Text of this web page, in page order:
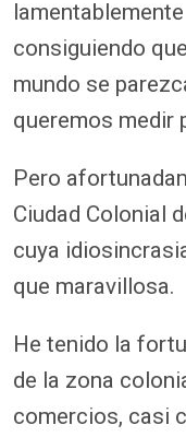
consiguiendo
mundo se
queremos medir
Pero
Ciudad Colonial
cuya
que maravillosa.
He tenido la
de la zona
comercios, casi